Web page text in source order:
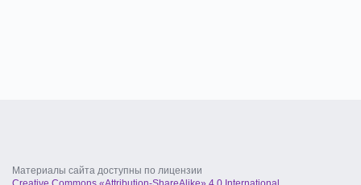
Материалы сайта доступны по лицензии